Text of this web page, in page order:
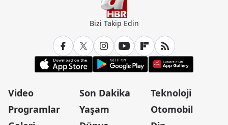
Bizi Takip Edin
Video
Programlar
Son Dakika
Yaşam
Teknoloji
Otomobil